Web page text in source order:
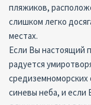
пляжиков,
слишком легко
местах.
Если Вы настоящий
радуется
средиземноморских
синевы неба, и если